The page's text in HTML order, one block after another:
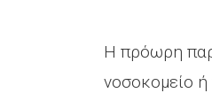
Η πρόωρη
νοσοκομείο